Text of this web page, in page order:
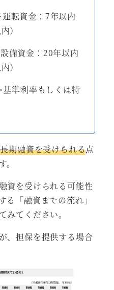
運転資金：7年以内
）
設備資金：20年以内
）
基準利率もしくは特
期融資を受けられる点
資を受けられる可能性
る「融資までの流れ」
みてください。
、担保を提供する場合